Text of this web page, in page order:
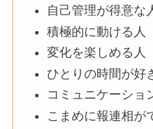
自己管理が得意な
積極的に動ける人
変化を楽しめる人
ひとりの時間が好
コミュニケーショ
こまめに報連相が